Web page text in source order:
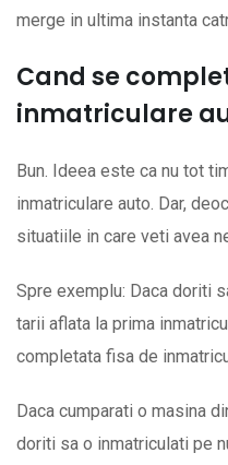
merge in ultima instanta
Cand se
inmatriculare
Bun. Ideea este ca nu tot
inmatriculare auto. Dar,
situatiile in care veti avea
Spre exemplu: Daca doriti
tarii aflata la prima
completata fisa de
Daca cumparati o masina
doriti sa o inmatriculati pe